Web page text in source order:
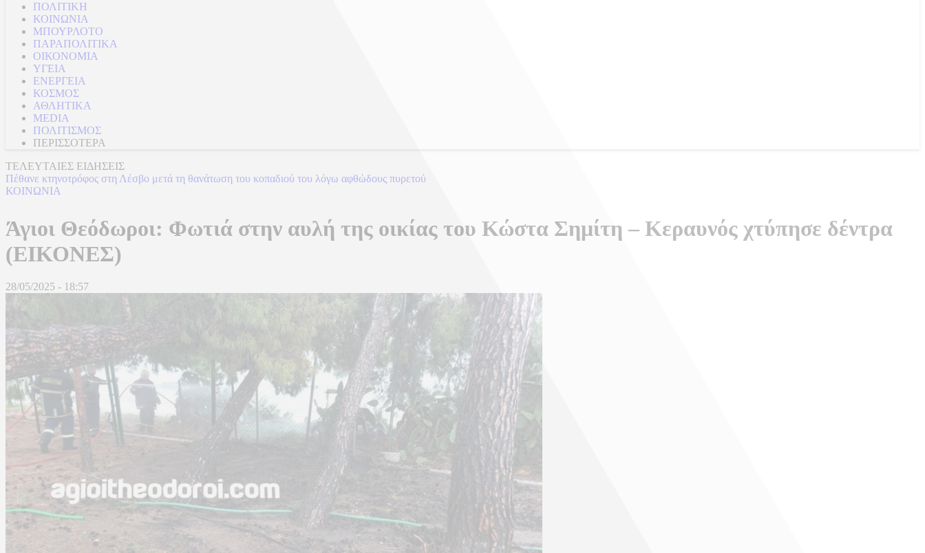
ΠΟΛΙΤΙΚΗ
ΚΟΙΝΩΝΙΑ
ΜΠΟΥΡΛΟΤΟ
ΠΑΡΑΠΟΛΙΤΙΚΑ
ΟΙΚΟΝΟΜΙΑ
ΥΓΕΙΑ
ΕΝΕΡΓΕΙΑ
ΚΟΣΜΟΣ
ΑΘΛΗΤΙΚΑ
MEDIA
ΠΟΛΙΤΙΣΜΟΣ
ΠΕΡΙΣΣΟΤΕΡΑ
ΤΕΛΕΥΤΑΙΕΣ ΕΙΔΗΣΕΙΣ
Πέθανε κτηνοτρόφος στη Λέσβο μετά τη θανάτωση του κοπαδιού του λόγω αφθώδους πυρετού
ΚΟΙΝΩΝΙΑ
Άγιοι Θεόδωροι: Φωτιά στην αυλή της οικίας του Κώστα Σημίτη – Κεραυνός χτύπησε δέντρα
(ΕΙΚΟΝΕΣ)
28/05/2025 - 18:57